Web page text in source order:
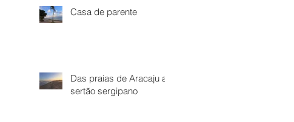
Casa de parente
Das praias de Aracaju ao
sertão sergipano